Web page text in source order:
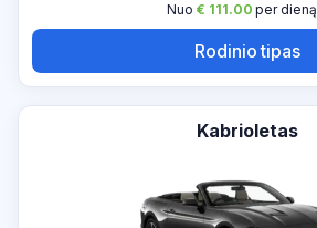
Nuo € 111.00 per dieną
Rodinio tipas
Kabrioletas